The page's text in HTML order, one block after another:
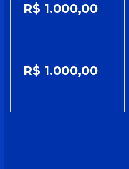
R$ 1.000,00
R$ 1.000,00